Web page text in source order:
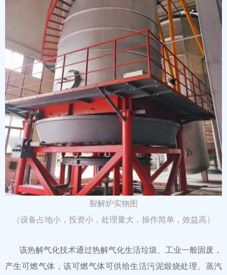
裂解炉实物图
（设备占地小，投资小，处理量大，操作简单，效益高）
该热解气化技术通过热解气化生活垃圾、工业一般固废，
产生可燃气体，该可燃气体可供给生活污泥煅烧处理、蒸汽